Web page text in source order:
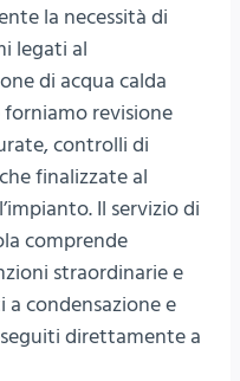
la necessità di
legati al
di acqua calda
revisione
controlli di
finalizzate al
Il servizio di
comprende
straordinarie e
condensazione e
direttamente a